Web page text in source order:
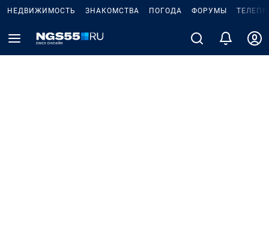
НЕДВИЖИМОСТЬ ЗНАКОМСТВА ПОГОДА ФОРУМЫ